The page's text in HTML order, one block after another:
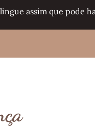
assim que pode